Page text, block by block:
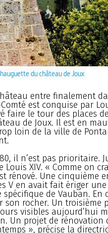
du château de Joux
entre finalement
est conquise par
faire le tour des places
de Joux. Il est en
loin de la ville de
il n’est pas prioritaire.
Louis XIV. « Comme on
rénové. Une cinquième
V en avait fait ériger
de Vauban. En
rocher. Un troisième
visibles aujourd’hui
Un projet de rénovation
», précise la